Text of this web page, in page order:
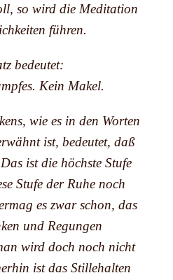
so wird die Meditation
führen.
bedeutet:
Kein Makel.
wie es in den Worten
ist, bedeutet, daß
ist die höchste Stufe
Stufe der Ruhe noch
es zwar schon, das
und Regungen
wird doch noch nicht
ist das Stillehalten